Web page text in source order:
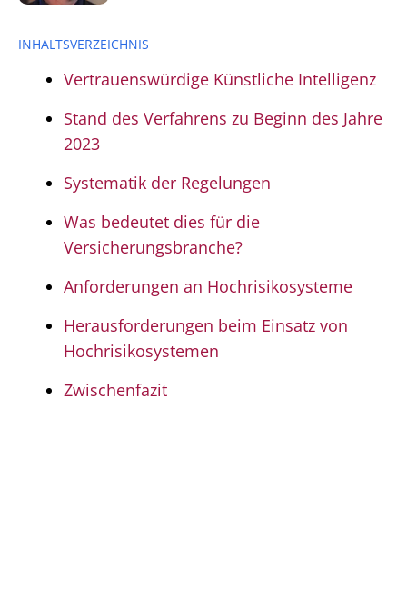
INHALTSVERZEICHNIS
Vertrauenswürdige Künstliche Intelligenz
Stand des Verfahrens zu Beginn des Jahre
2023
Systematik der Regelungen
Was bedeutet dies für die
Versicherungsbranche?
Anforderungen an Hochrisikosysteme
Herausforderungen beim Einsatz von
Hochrisikosystemen
Zwischenfazit